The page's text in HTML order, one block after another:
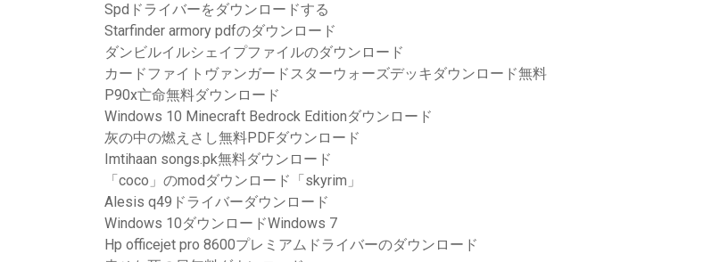
Spdドライバーをダウンロードする
Starfinder armory pdfのダウンロード
ダンビルイルシェイプファイルのダウンロード
カードファイトヴァンガードスターウォーズデッキダウンロード無料
P90x亡命無料ダウンロード
Windows 10 Minecraft Bedrock Editionダウンロード
灰の中の燃えさし無料PDFダウンロード
Imtihaan songs.pk無料ダウンロード
「coco」のmodダウンロード「skyrim」
Alesis q49ドライバーダウンロード
Windows 10ダウンロードWindows 7
Hp officejet pro 8600プレミアムドライバーのダウンロード